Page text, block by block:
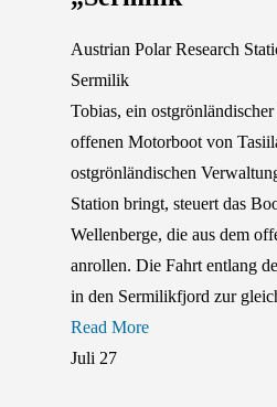
Austrian Polar Research
Sermilik
Tobias, ein
offenen Motorboot von
ostgrönländischen
Station bringt, steuert das
Wellenberge, die aus dem
anrollen. Die Fahrt entlang
in den Sermilikfjord zur
Read More
Juli 27